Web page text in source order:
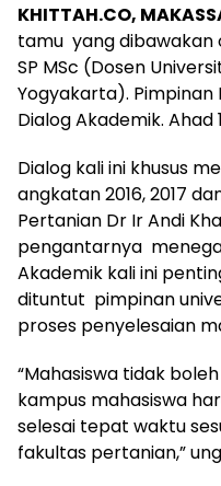
KHITTAH.CO,
tamu yang dibawakan
SP MSc (Dosen
Yogyakarta).
Dialog Akademik. Ahad
Dialog kali ini khusus
angkatan 2016, 2017
Pertanian Dr Ir Andi
pengantarnya
Akademik kali ini
dituntut pimpinan
proses penyelesaian
“Mahasiswa tidak
kampus mahasiswa
selesai tepat waktu
fakultas pertanian,”